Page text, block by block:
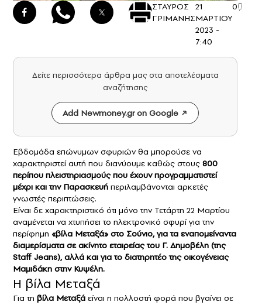
ΣΤΑΥΡΟΣ
ΓΡΙΜΑΝΗΣ
21
ΜΑΡΤΙΟΥ
2023 -
7:40
0
Δείτε περισσότερα άρθρα μας στα αποτελέσματα
αναζήτησης
Add Newmoney.gr on Google
Εβδομάδα επώνυμων σφυριών θα μπορούσε να
χαρακτηριστεί αυτή που διανύουμε καθώς στους 800
περίπου πλειστηριασμούςπου έχουν προγραμματιστεί
μέχρι και την Παρασκευή περιλαμβάνονται αρκετές
γνωστές περιπτώσεις.
Είναι δε χαρακτηριστικό ότι μόνο την Τετάρτη 22 Μαρτίου
αναμένεται να χτυπήσει το ηλεκτρονικό σφυρί για την
περίφημη «βίλα Μεταξά» στο Σούνιο,για τα εναπομείναντα
διαμερίσματα σε ακίνητο εταιρείας του Γ. Δημοβέλη (της
Staff Jeans), αλλά και για το διατηρητέο τηςοικογένειας
Μαμιδάκη στην Κυψέλη.
Η βίλα Μεταξά
Για τη βίλα Μεταξά είναι η πολλοστή φορά που βγαίνει σε